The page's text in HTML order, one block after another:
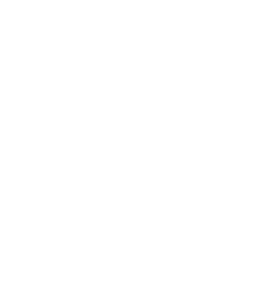
αποστάσεις έως και 25 μέτρων
για εργασία σε ύψος, όπου
την απομάκρυνση των